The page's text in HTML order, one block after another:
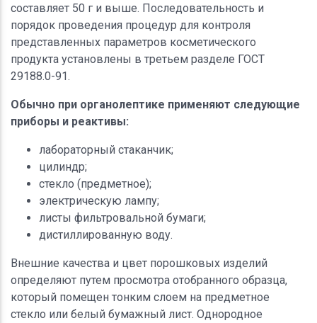
составляет 50 г и выше. Последовательность и
порядок проведения процедур для контроля
представленных параметров косметического
продукта установлены в третьем разделе ГОСТ
29188.0-91.
Обычно при органолептике применяют следующие
приборы и реактивы:
лабораторный стаканчик;
цилиндр;
стекло (предметное);
электрическую лампу;
листы фильтровальной бумаги;
дистиллированную воду.
Внешние качества и цвет порошковых изделий
определяют путем просмотра отобранного образца,
который помещен тонким слоем на предметное
стекло или белый бумажный лист. Однородное